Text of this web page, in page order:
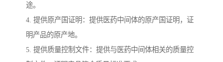
途。
4. 提供原产国证明：提供医药中间体的原产国证明，证
明产品的原产地。
5. 提供质量控制文件：提供与医药中间体相关的质量控